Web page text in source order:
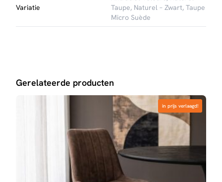
Variatie
Taupe, Naturel – Zwart, Taupe
Micro Suède
Gerelateerde producten
in prijs verlaagd!
in prijs verlaagd!